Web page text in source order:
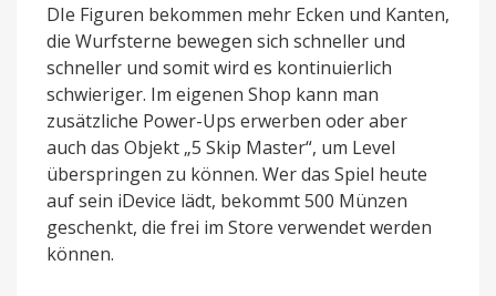
DIe Figuren bekommen mehr Ecken und Kanten,
die Wurfsterne bewegen sich schneller und
schneller und somit wird es kontinuierlich
schwieriger. Im eigenen Shop kann man
zusätzliche Power-Ups erwerben oder aber
auch das Objekt „5 Skip Master“, um Level
überspringen zu können. Wer das Spiel heute
auf sein iDevice lädt, bekommt 500 Münzen
geschenkt, die frei im Store verwendet werden
können.